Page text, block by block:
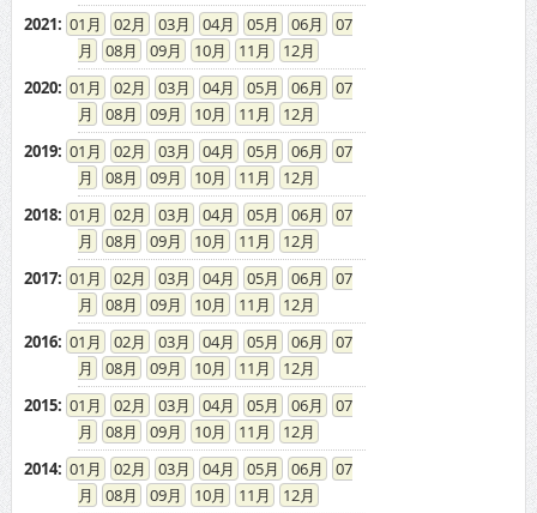
2021: 01 02 03 04 05 06
07
08
09 10 11
12
2020: 01 02 03 04 05 06
07
08
09 10 11
12
2019: 01 02 03 04 05 06
07
08
09 10 11
12
2018: 01 02 03 04 05 06
07
08
09 10 11
12
2017: 01 02 03 04 05 06
07
08
09 10 11
12
2016: 01 02 03 04 05 06
07
08
09 10 11
12
2015: 01 02 03 04 05 06
07
08
09 10 11
12
2014: 01 02 03 04 05 06
07
08
09 10 11
12